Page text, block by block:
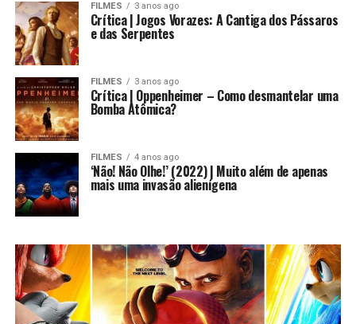
FILMES 3 anos ago
Crítica | Jogos Vorazes: A Cantiga dos Pássaros
e das Serpentes
FILMES 3 anos ago
Crítica | Oppenheimer – Como desmantelar uma
Bomba Atômica?
FILMES 4 anos ago
‘Não! Não Olhe!’ (2022) | Muito além de apenas
mais uma invasão alienígena